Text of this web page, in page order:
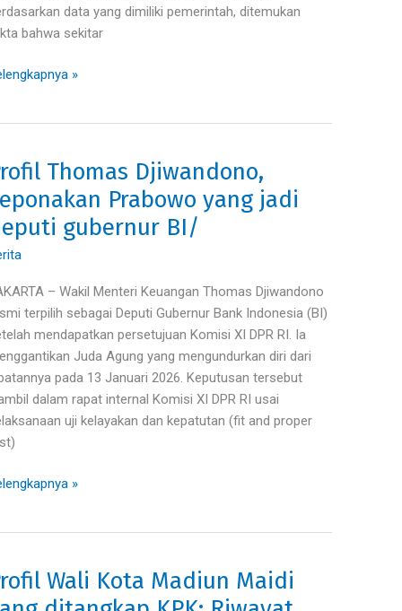
data yang dimiliki pemerintah, ditemukan
bahwa sekitar
»
Thomas Djiwandono,
Prabowo yang jadi
gubernur BI/
– Wakil Menteri Keuangan Thomas Djiwandono
terpilih sebagai Deputi Gubernur Bank Indonesia (BI)
mendapatkan persetujuan Komisi XI DPR RI. Ia
Juda Agung yang mengundurkan diri dari
pada 13 Januari 2026. Keputusan tersebut
dalam rapat internal Komisi XI DPR RI usai
uji kelayakan dan kepatutan (fit and proper
»
Wali Kota Madiun Maidi